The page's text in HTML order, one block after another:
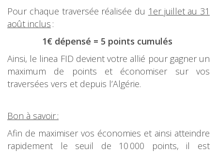
Pour chaque traversée réalisée du 1er juillet au 31
août inclus :
1€ dépensé = 5 points cumulés
Ainsi, le linea FID devient votre allié pour gagner un
maximum de points et économiser sur vos
traversées vers et depuis l’Algérie.
Bon à savoir :
Afin de maximiser vos économies et ainsi atteindre
rapidement le seuil de 10 000 points, il est